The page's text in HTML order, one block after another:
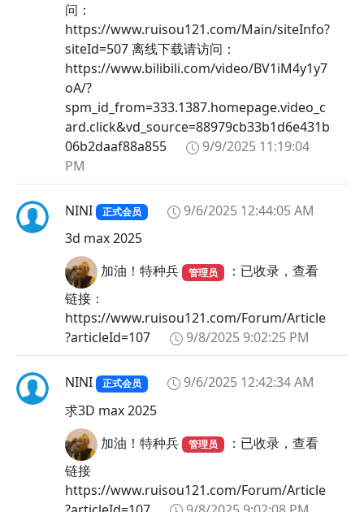
问：
https://www.ruisou121.com/Main/siteInfo?
siteId=507 离线下载请访问：
https://www.bilibili.com/video/BV1iM4y1y7
oA/?
spm_id_from=333.1387.homepage.video_c
ard.click&vd_source=88979cb33b1d6e431b
06b2daaf88a855
9/9/2025 11:19:04
PM
NINI 正式会员
9/6/2025 12:44:05 AM
3d max 2025
加油！特种兵
管理员
：已收录，查看
链接：
https://www.ruisou121.com/Forum/Article
?articleId=107
9/8/2025 9:02:25 PM
NINI 正式会员
9/6/2025 12:42:34 AM
求3D max 2025
加油！特种兵
管理员
：已收录，查看
链接
https://www.ruisou121.com/Forum/Article